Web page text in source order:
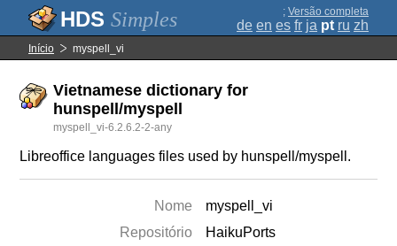
Simples ; Versão completa
de en es fr ja pt ru zh
Início myspell_vi
Vietnamese dictionary for
hunspell/myspell
myspell_vi-6.2.6.2-2-any
Libreoffice languages files used by hunspell/myspell.
Nome
myspell_vi
Repositório
HaikuPorts